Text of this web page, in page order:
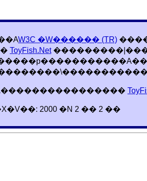
W3C �W������ (TR)
ToyFish.Net
2000 �N 2 �� 2 ��